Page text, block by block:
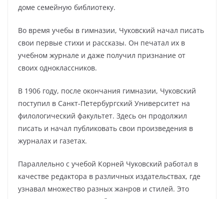
доме семейную библиотеку.
Во время учебы в гимназии, Чуковский начал писать
свои первые стихи и рассказы. Он печатал их в
учебном журнале и даже получил признание от
своих одноклассников.
В 1906 году, после окончания гимназии, Чуковский
поступил в Санкт-Петербургский Университет на
филологический факультет. Здесь он продолжил
писать и начал публиковать свои произведения в
журналах и газетах.
Параллельно с учебой Корней Чуковский работал в
качестве редактора в различных издательствах, где
узнавал множество разных жанров и стилей. Это